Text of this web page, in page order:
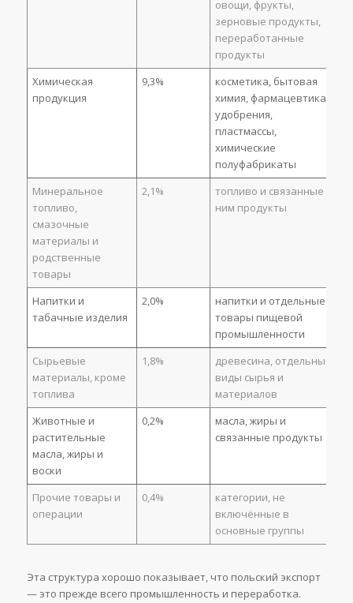
овощи, фрукты,
зерновые продукты,
переработанные
продукты
Химическая
продукция
9,3%
косметика, бытовая
химия, фармацевтика,
удобрения,
пластмассы,
химические
полуфабрикаты
Минеральное
топливо,
смазочные
материалы и
родственные
товары
2,1%
топливо и связанные с
ним продукты
Напитки и
табачные изделия
2,0%
напитки и отдельные
товары пищевой
промышленности
Сырьевые
материалы, кроме
топлива
1,8%
древесина, отдельные
виды сырья и
материалов
Животные и
растительные
масла, жиры и
воски
0,2%
масла, жиры и
связанные продукты
Прочие товары и
операции
0,4%
категории, не
включённые в
основные группы
Эта структура хорошо показывает, что польский экспорт
— это прежде всего промышленность и переработка.